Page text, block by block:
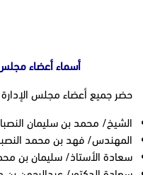
أسماء أعضاء مجلس
حضر جميع أعضاء مجلس الإدارة
الشيخ/ محمد بن سليمان
المهندس/ فهد بن محمد
سعادة الأستاذ/ سليمان بن